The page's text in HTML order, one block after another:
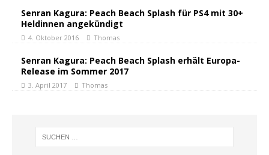
Senran Kagura: Peach Beach Splash für PS4 mit 30+
Heldinnen angekündigt
4. Oktober 2016 Thomas
Senran Kagura: Peach Beach Splash erhält Europa-
Release im Sommer 2017
3. April 2017 Thomas